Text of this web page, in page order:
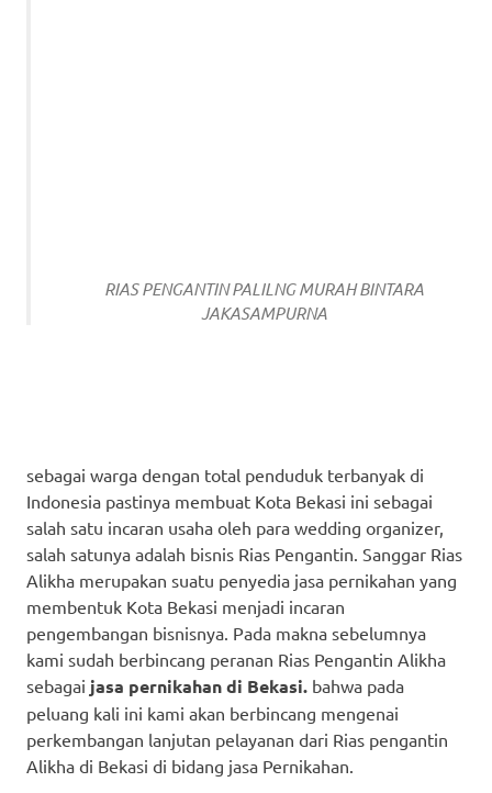
RIAS PENGANTIN PALILNG MURAH BINTARA
JAKASAMPURNA
sebagai warga dengan total penduduk terbanyak di
Indonesia pastinya membuat Kota Bekasi ini sebagai
salah satu incaran usaha oleh para wedding organizer,
salah satunya adalah bisnis Rias Pengantin. Sanggar Rias
Alikha merupakan suatu penyedia jasa pernikahan yang
membentuk Kota Bekasi menjadi incaran
pengembangan bisnisnya. Pada makna sebelumnya
kami sudah berbincang peranan Rias Pengantin Alikha
sebagai jasa pernikahan di Bekasi. bahwa pada
peluang kali ini kami akan berbincang mengenai
perkembangan lanjutan pelayanan dari Rias pengantin
Alikha di Bekasi di bidang jasa Pernikahan.